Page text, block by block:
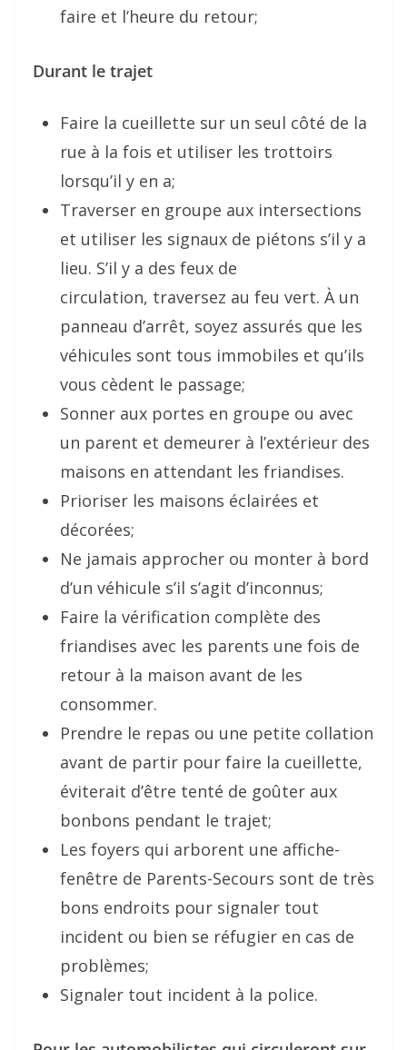
faire et l’heure du retour;
Durant le trajet
Faire la cueillette sur un seul côté de la
rue à la fois et utiliser les trottoirs
lorsqu’il y en a;
Traverser en groupe aux intersections
et utiliser les signaux de piétons s’il y a
lieu. S’il y a des feux de
circulation, traversez au feu vert. À un
panneau d’arrêt, soyez assurés que les
véhicules sont tous immobiles et qu’ils
vous cèdent le passage;
Sonner aux portes en groupe ou avec
un parent et demeurer à l’extérieur des
maisons en attendant les friandises.
Prioriser les maisons éclairées et
décorées;
Ne jamais approcher ou monter à bord
d’un véhicule s’il s’agit d’inconnus;
Faire la vérification complète des
friandises avec les parents une fois de
retour à la maison avant de les
consommer.
Prendre le repas ou une petite collation
avant de partir pour faire la cueillette,
éviterait d’être tenté de goûter aux
bonbons pendant le trajet;
Les foyers qui arborent une affiche-
fenêtre de Parents-Secours sont de très
bons endroits pour signaler tout
incident ou bien se réfugier en cas de
problèmes;
Signaler tout incident à la police.